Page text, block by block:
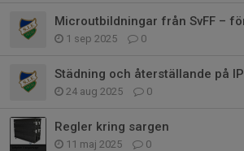
1 sep 2025 0
Städning och återställande på IP
24 aug 2025 0
Regler kring sargen
11 maj 2025 0